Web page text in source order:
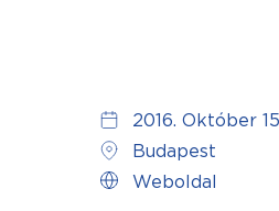
2016. Október
Budapest
Weboldal